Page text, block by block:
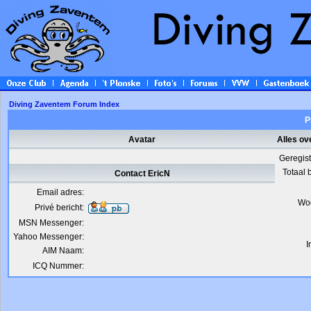
Diving Zaventem Forum Index
Avatar
Alles
Totaal
Contact EricN
Email adres:
Privé bericht:
MSN Messenger:
Yahoo Messenger:
AIM Naam:
ICQ Nummer: